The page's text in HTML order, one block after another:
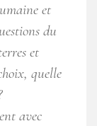
et
du
et
quelle
avec